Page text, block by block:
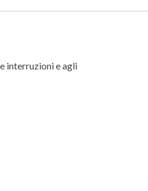
interruzioni e agli